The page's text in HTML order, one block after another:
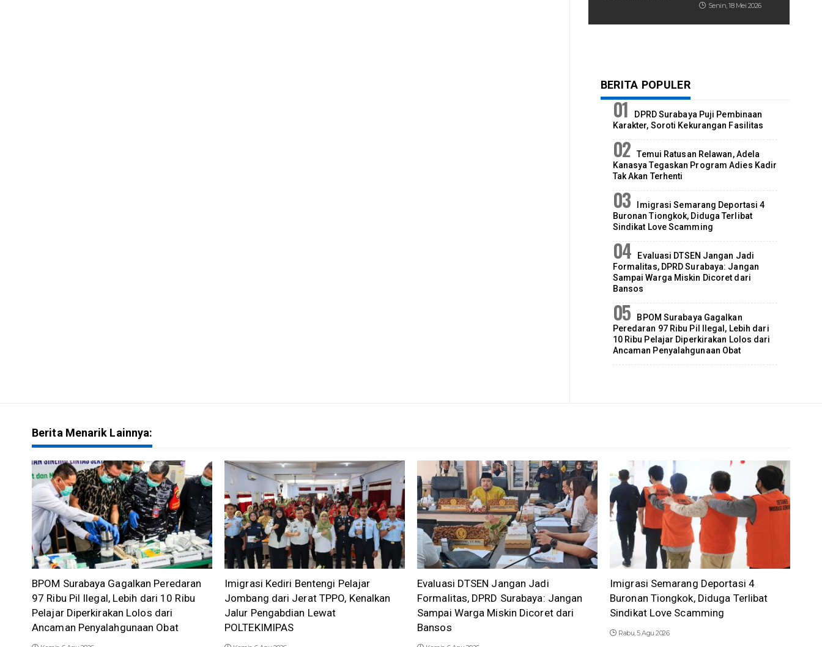
Senin, 18 Mei 2026
BERITA POPULER
DPRD Surabaya Puji Pembinaan
Karakter, Soroti Kekurangan Fasilitas
Temui Ratusan Relawan, Adela
Kanasya Tegaskan Program Adies Kadir
Tak Akan Terhenti
Imigrasi Semarang Deportasi 4
Buronan Tiongkok, Diduga Terlibat
Sindikat Love Scamming
Evaluasi DTSEN Jangan Jadi
Formalitas, DPRD Surabaya: Jangan
Sampai Warga Miskin Dicoret dari
Bansos
BPOM Surabaya Gagalkan
Peredaran 97 Ribu Pil Ilegal, Lebih dari
10 Ribu Pelajar Diperkirakan Lolos dari
Ancaman Penyalahgunaan Obat
Berita Menarik Lainnya:
BPOM Surabaya Gagalkan Peredaran
97 Ribu Pil Ilegal, Lebih dari 10 Ribu
Pelajar Diperkirakan Lolos dari
Ancaman Penyalahgunaan Obat
Imigrasi Kediri Bentengi Pelajar
Jombang dari Jerat TPPO, Kenalkan
Jalur Pengabdian Lewat
POLTEKIMIPAS
Evaluasi DTSEN Jangan Jadi
Formalitas, DPRD Surabaya: Jangan
Sampai Warga Miskin Dicoret dari
Bansos
Imigrasi Semarang Deportasi 4
Buronan Tiongkok, Diduga Terlibat
Sindikat Love Scamming
Rabu, 5 Agu 2026